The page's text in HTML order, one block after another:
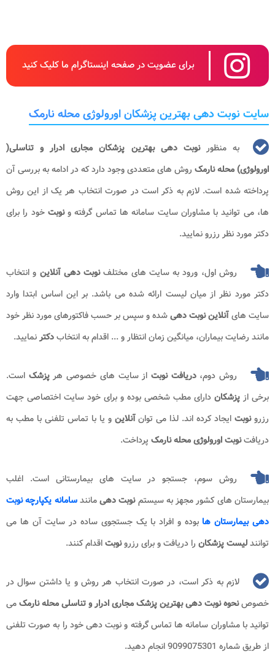
برای عضویت در صفحه اینستاگرام ما کلیک کنید
سایت نوبت دهی بهترین پزشکان اورولوژی محله نارمک
به منظورنوبت دهی بهترین پزشکان مجاری ادرار و تناسلی(
اورولوژی) محله نارمک روش های متعددی وجود دارد که در ادامه به بررسی آن
پرداخته شده است. لازم به ذکر است در صورت انتخاب هر یک از این روش
ها، می توانید با مشاوران سایت سامانه ها تماس گرفته ونوبتخود را برای
دکتر مورد نظر رزرو نمایید.
روش اول، ورود به سایت های مختلفنوبت دهی آنلاین و انتخاب
دکتر مورد نظر از میان لیست ارائه شده می باشد. بر این اساس ابتدا وارد
سایت هایآنلاین نوبت دهیشده و سپس بر حسب فاکتورهای مورد نظر خود
مانند رضایت بیماران، میانگین زمان انتظار و ... اقدام به انتخابدکترنمایید.
روش دوم،دریافت نوبت از سایت های خصوصی هرپزشک است.
برخی از پزشکان دارای مطب شخصی بوده و برای خود سایت اختصاصی جهت
رزرونوبت ایجاد کرده اند. لذا می توانآنلاینو یا با تماس تلفنی با مطب به
دریافتنوبت اورولوژی محله نارمک پرداخت.
روش سوم، جستجو در سایت های بیمارستانی است. اغلب
بیمارستان های کشور مجهز به سیستمنوبت دهیمانندسامانه یکپارچه نوبت
دهی بیمارستان ها بوده و افراد با یک جستجوی ساده در سایت آن ها می
توانندلیست پزشکان را دریافت و برای رزرونوبتاقدام کنند.
لازم به ذکر است، در صورت انتخاب هر روش و یا داشتن سوال در
خصوصنحوه نوبت دهی بهترین پزشک مجاری ادرار و تناسلی محله نارمکمی
توانید با مشاوران سامانه ها تماس گرفته و نوبت دهی خود را به صورت تلفنی
از طریق شماره 9099075301 انجام دهید.